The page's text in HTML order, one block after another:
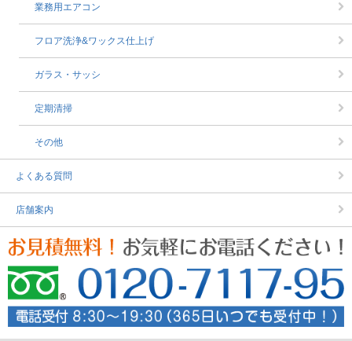
業務用エアコン
フロア洗浄&ワックス仕上げ
ガラス・サッシ
定期清掃
その他
よくある質問
店舗案内